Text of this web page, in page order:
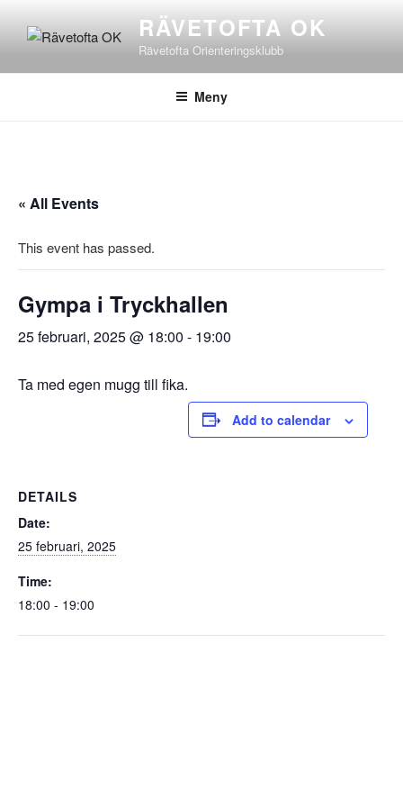
RÄVETOFTA OK
Rävetofta Orienteringsklubb
Meny
« All Events
This event has passed.
Gympa i Tryckhallen
25 februari, 2025 @ 18:00 - 19:00
Ta med egen mugg till fika.
Add to calendar
DETAILS
Date:
25 februari, 2025
Time:
18:00 - 19:00